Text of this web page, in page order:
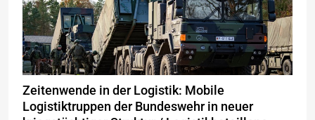
Zeitenwende in der Logistik: Mobile
Logistiktruppen der Bundeswehr in neuer